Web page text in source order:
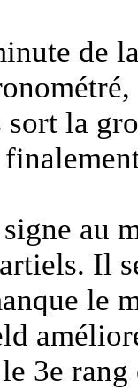
de
la
au
Il
le
3e rang